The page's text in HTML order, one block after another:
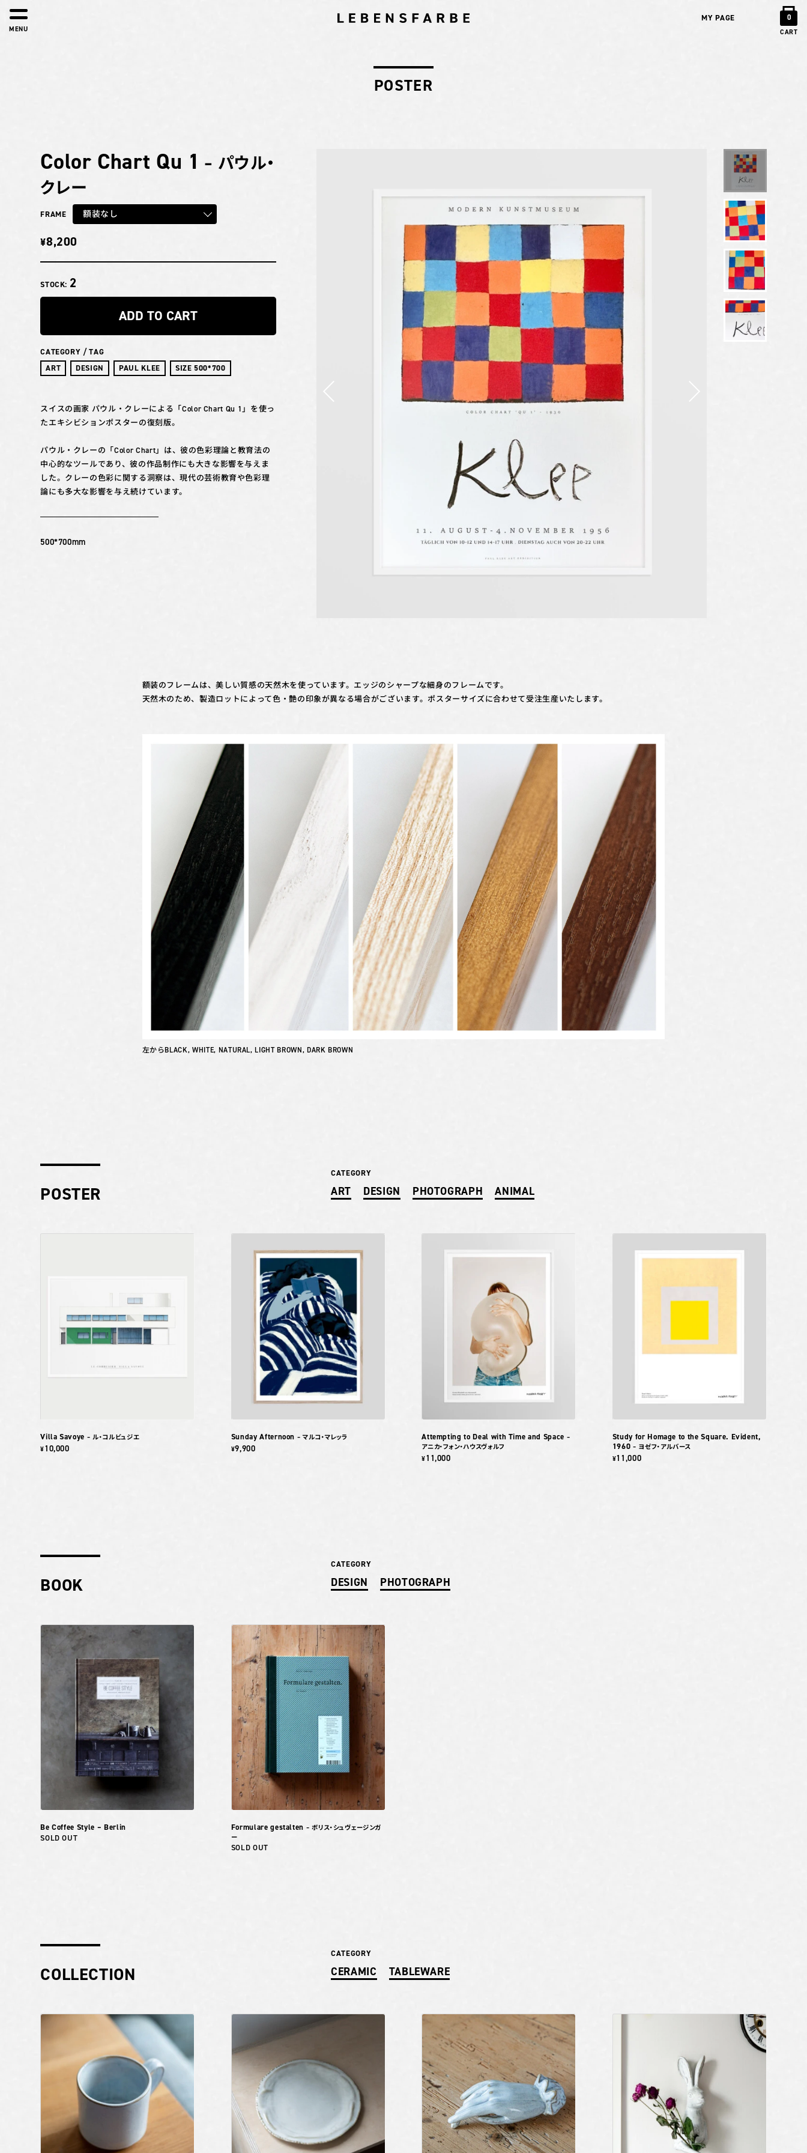
MY PAGE 0
CART
MENU
POSTER
Color Chart Qu 1 – パウル・
クレー
FRAME 額装なし
¥8,200
STOCK: 2
ADD TO CART
CATEGORY / TAG
ART
DESIGN PAUL KLEE SIZE 500*700
スイスの画家 パウル・クレーによる「Color Chart Qu 1」を使っ
たエキシビションポスターの復刻版。
パウル・クレーの「Color Chart」は、彼の色彩理論と教育法の
中心的なツールであり、彼の作品制作にも大きな影響を与えま
した。クレーの色彩に関する洞察は、現代の芸術教育や色彩理
論にも多大な影響を与え続けています。
500*700mm
額装のフレームは、美しい質感の天然木を使っています。エッジのシャープな細身のフレームです。
天然木のため、製造ロットによって色・艶の印象が異なる場合がございます。ポスターサイズに合わせて受注生産いたします。
左からBLACK, WHITE, NATURAL, LIGHT BROWN, DARK BROWN
POSTER
Villa Savoye – ル・コルビュジエ
¥10,000
Sunday Afternoon – マルコ・マレッラ
¥9,900
Attempting to Deal with Time and Space –
アニカ・フォン・ハウスヴォルフ
¥11,000
Study for Homage to the Square. Evident,
1960 – ヨゼフ・アルバース
¥11,000
CATEGORY
ART DESIGN PHOTOGRAPH ANIMAL
BOOK
Be Coffee Style – Berlin
SOLD OUT
Formulare gestalten – ボリス・シュヴェージンガ
ー
SOLD OUT
CATEGORY
DESIGN PHOTOGRAPH
COLLECTION
CATEGORY
CERAMIC TABLEWARE